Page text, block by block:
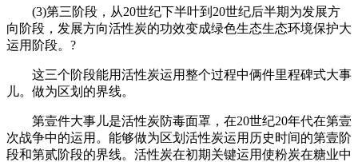
(3)第三阶段，从20世纪下半叶到20世纪后半期为发展方
向阶段，发展方向活性炭的功效变成绿色生态生态环境保护大
运用阶段。?
这三个阶段能用活性炭运用整个过程中俩件里程碑式大事
儿。做为区划的界线。
第壹件大事儿是活性炭防毒面罩，在20世纪20年代在第壹
次战争中的运用。能够做为区划活性炭运用历史时间的第壹阶
段和第贰阶段的界线。活性炭在初期关键运用使粉炭在糖业中